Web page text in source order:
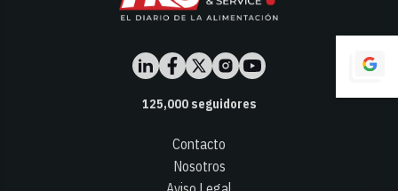
125,000seguidores
Contacto
Nosotros